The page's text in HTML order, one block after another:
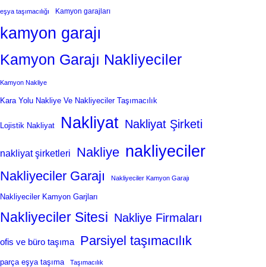
eşya taşımacılığı Kamyon garajları
kamyon garajı
Kamyon Garajı Nakliyeciler
Kamyon Nakliye
Kara Yolu Nakliye Ve Nakliyeciler Taşımacılık
Lojistik Nakliyat Nakliyat Nakliyat Şirketi
nakliyat şirketleri Nakliye nakliyeciler
Nakliyeciler Garajı Nakliyeciler Kamyon Garajı
Nakliyeciler Kamyon Garjları
Nakliyeciler Sitesi Nakliye Firmaları
ofis ve büro taşıma Parsiyel taşımacılık
parça eşya taşıma Taşımacılık